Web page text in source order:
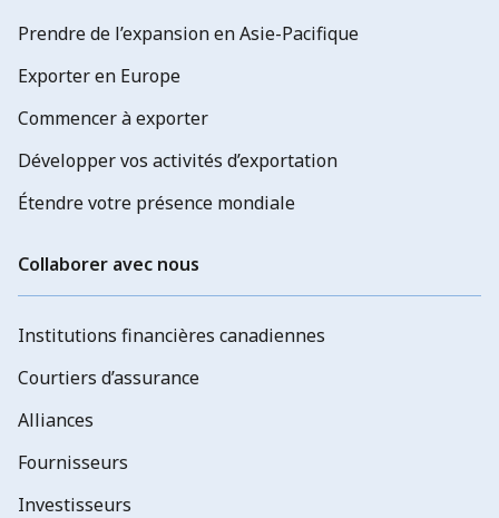
Prendre de l’expansion en Asie-Pacifique
Exporter en Europe
Commencer à exporter
Développer vos activités d’exportation
Étendre votre présence mondiale
Collaborer avec nous
Institutions financières canadiennes
Courtiers d’assurance
Alliances
Fournisseurs
Investisseurs